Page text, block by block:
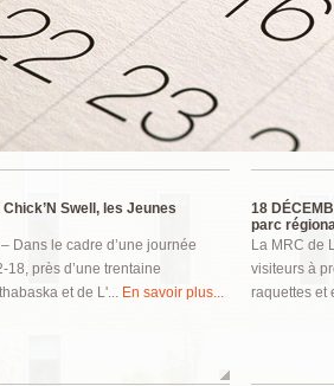
Swell, les Jeunes
Dans le cadre d’une journée
près d’une trentaine
et de L'... En savoir plus...
18
parc
La MRC de
visiteurs à
raquettes et